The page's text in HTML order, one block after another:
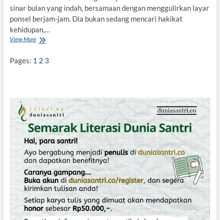
i
i
t
a
sinar bulan yang indah, bersamaan dengan menggulirkan layar
ponsel berjam-jam. Dia bukan sedang mencari hakikat
kehidupan,…
View MoreM
m
u
y
a
I
d
e
n
t
i
t
a
s
M
a
Pages: 1 2 3